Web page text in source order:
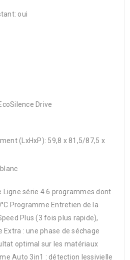
: oui
Drive
(LxHxP): 59,8 x 81,5/87,5 x
blanc
Ligne série 4 6 programmes dont
Programme Entretien de la
Plus (3 fois plus rapide),
Extra : une phase de séchage
optimal sur les matériaux
Auto 3in1 : détection lessivielle